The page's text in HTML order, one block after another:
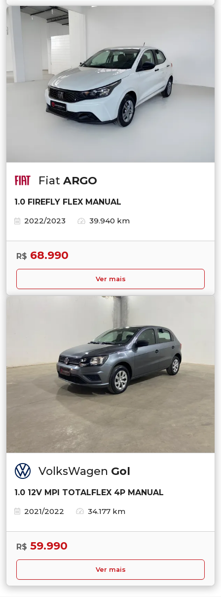
Fiat ARGO
1.0 FIREFLY FLEX MANUAL
2022/2023
39.940 km
R$ 68.990
Ver mais
VolksWagen Gol
1.0 12V MPI TOTALFLEX 4P MANUAL
2021/2022
34.177 km
R$ 59.990
Ver mais